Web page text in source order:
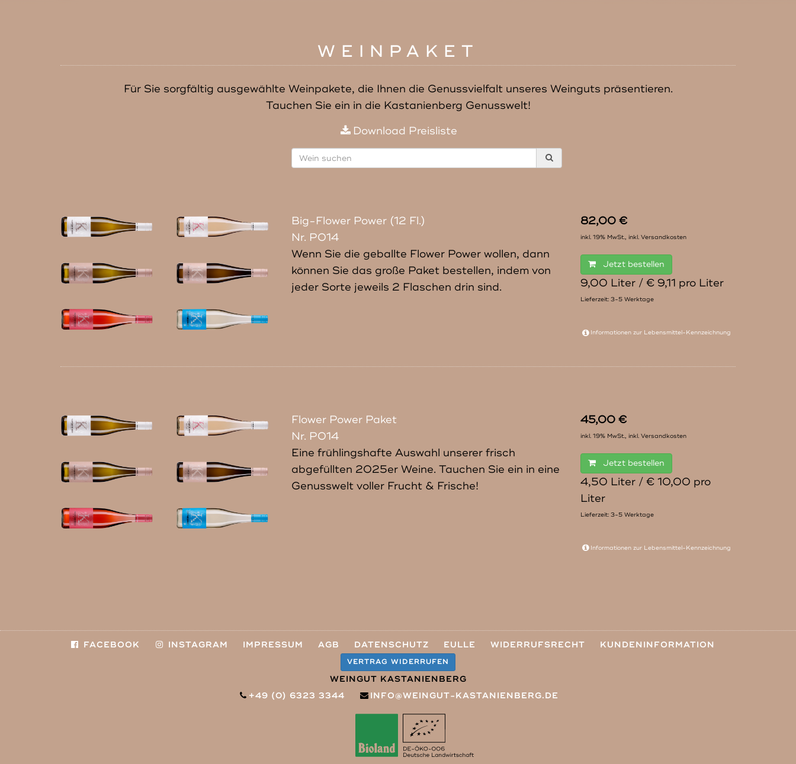
WEINPAKET
Für Sie sorgfältig ausgewählte Weinpakete, die Ihnen die Genussvielfalt unseres Weinguts präsentieren.
Tauchen Sie ein in die Kastanienberg Genusswelt!
Download Preisliste
Big-Flower Power (12 Fl.)
Nr. P014
Wenn Sie die geballte Flower Power wollen, dann
können Sie das große Paket bestellen, indem von
jeder Sorte jeweils 2 Flaschen drin sind.
82,00 €
inkl. 19% MwSt., inkl. Versandkosten
Jetzt bestellen
9,00 Liter / € 9,11 pro Liter
Lieferzeit: 3-5 Werktage
Informationen zur Lebensmittel-Kennzeichnung
Flower Power Paket
Nr. P014
Eine frühlingshafte Auswahl unserer frisch
abgefüllten 2025er Weine. Tauchen Sie ein in eine
Genusswelt voller Frucht & Frische!
45,00 €
inkl. 19% MwSt., inkl. Versandkosten
Jetzt bestellen
4,50 Liter / € 10,00 pro
Liter
Lieferzeit: 3-5 Werktage
Informationen zur Lebensmittel-Kennzeichnung
FACEBOOK INSTAGRAM IMPRESSUM AGB DATENSCHUTZ EULLE WIDERRUFSRECHT KUNDENINFORMATION
VERTRAG WIDERRUFEN
WEINGUT KASTANIENBERG
+49 (0) 6323 3344
INFO@WEINGUT-KASTANIENBERG.DE